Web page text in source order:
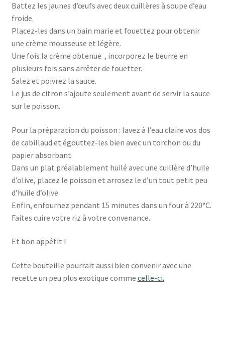
Battez les jaunes d’œufs avec deux cuillères à soupe d’eau
froide.
Placez-les dans un bain marie et fouettez pour obtenir
une crème mousseuse et légère.
Une fois la crème obtenue , incorporez le beurre en
plusieurs fois sans arrêter de fouetter.
Salez et poivrez la sauce.
Le jus de citron s’ajoute seulement avant de servir la sauce
sur le poisson.
Pour la préparation du poisson : lavez à l’eau claire vos dos
de cabillaud et égouttez-les bien avec un torchon ou du
papier absorbant.
Dans un plat préalablement huilé avec une cuillère d’huile
d’olive, placez le poisson et arrosez le d’un tout petit peu
d’huile d’olive.
Enfin, enfournez pendant 15 minutes dans un four à 220°C.
Faites cuire votre riz à votre convenance.
Et bon appétit !
Cette bouteille pourrait aussi bien convenir avec une
recette un peu plus exotique comme celle-ci.